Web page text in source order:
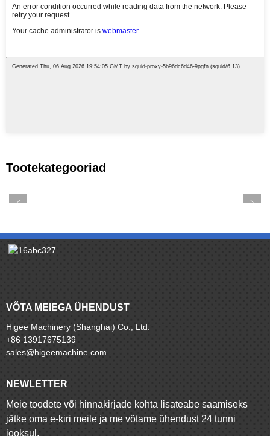
Tootekategooriad
VÕTA MEIEGA ÜHENDUST
Higee Machinery (Shanghai) Co., Ltd.
+86 13917675139
sales@higeemachine.com
NEWLETTER
Meie toodete või hinnakirjade kohta lisateabe saamiseks
jätke oma e-kiri meile ja me võtame ühendust 24 tunni
jooksul.